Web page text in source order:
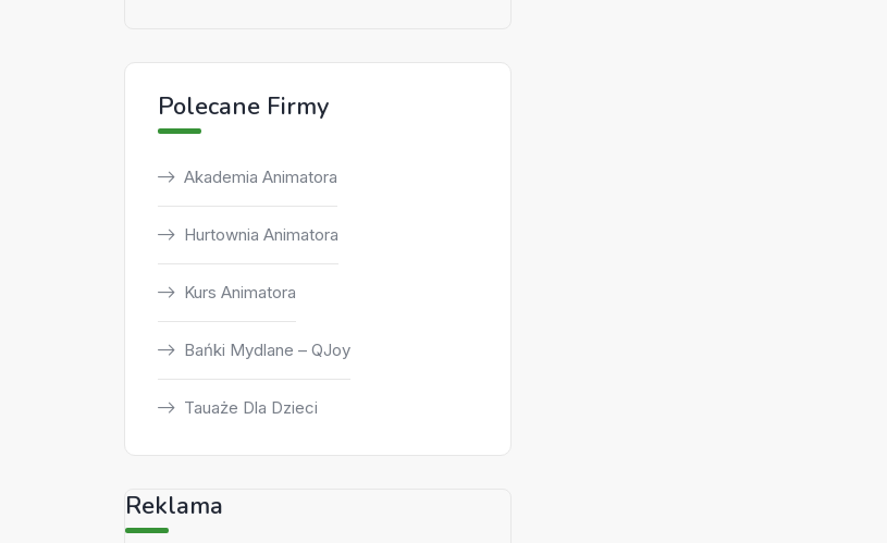
Polecane Firmy
Akademia Animatora
Hurtownia Animatora
Kurs Animatora
Bańki Mydlane – QJoy
Tauaże Dla Dzieci
Reklama